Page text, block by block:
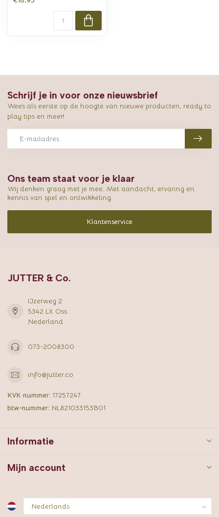
Ons team staat voor je klaar
Wij denken graag met je mee. Met aandacht, ervaring en
kennis van spel en ontwikkeling.
Klantenservice
Schrijf je in voor onze nieuwsbrief
Wees als eerste op de hoogte van nieuwe producten, ready to
play tips en meer!
JUTTER & Co.
IJzerweg 2
5342 LX Oss
Nederland
073-2008300
info@jutter.co
KVK nummer: 17257247
btw-nummer: NL821033153B01
Informatie
Mijn account